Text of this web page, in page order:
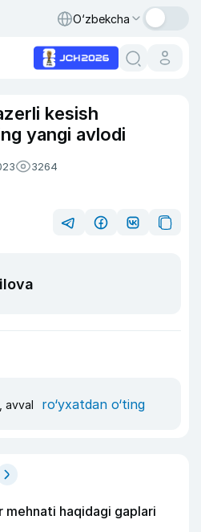
O‘zbekcha
kesish
yangi avlodi
3264
avval ro‘yxatdan o‘ting
mehnati haqidagi gaplari